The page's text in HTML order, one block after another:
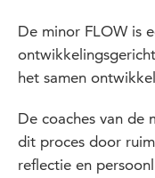
De minor FLOW is
het samen
De coaches van de
dit proces door
reflectie en